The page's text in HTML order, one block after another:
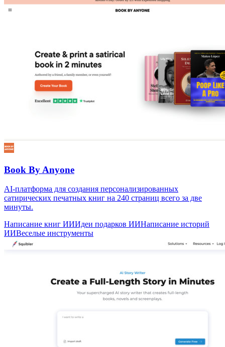
Book By Anyone
AI-платформа для создания персонализированных
сатирических печатных книг на 240 страниц всего за две
минуты.
Написание книг ИИИдеи подарков ИИНаписание историй
ИИВеселые инструменты